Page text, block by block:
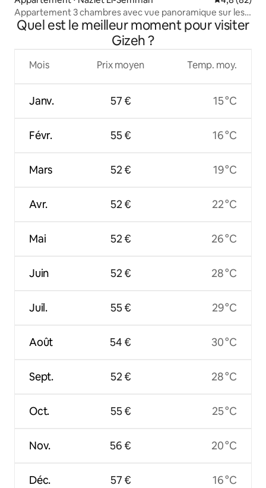
Appartement 3 chambres avec vue panoramique sur les
pyramides
Quel est le meilleur moment pour visiter
Gizeh ?
Mois
Janv.
Févr.
Mars
Avr.
Mai
Juin
Juil.
Août
Sept.
Oct.
Nov.
Déc.
Prix moyen
57 €
55 €
52 €
52 €
52 €
52 €
55 €
54 €
52 €
55 €
56 €
57 €
Temp. moy.
15 °C
16 °C
19 °C
22 °C
26 °C
28 °C
29 °C
30 °C
28 °C
25 °C
20 °C
16 °C